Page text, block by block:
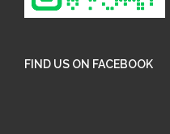
FIND US ON FACEBOOK